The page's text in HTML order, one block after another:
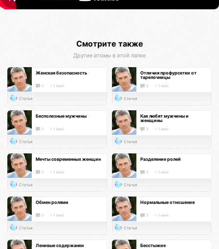
Смотрите также
Другие атомы в этой папке
Женская безопасность
0 < 1 мин.
Статья
Отличия профурсетки от
тарелочницы
0 < 1 мин.
Статья
Бесполезные мужчины
0 < 1 мин.
Статья
Как любят мужчины и
женщины
0 < 1 мин.
Статья
Мечты современных женщин
0 < 1 мин.
Статья
Разделение ролей
0 < 1 мин.
Статья
Обмен ролями
0 < 1 мин.
Статья
Нормальные отношения
0 < 1 мин.
Статья
Ленивые содержанки Бесстыжие